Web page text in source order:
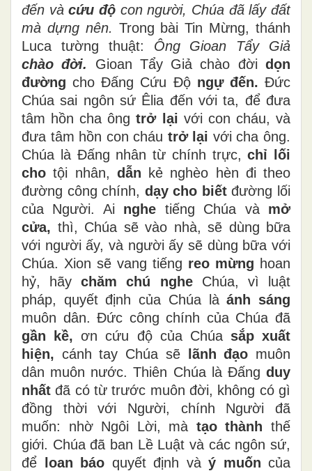
đến vàcứu độ con người, Chúa đã lấy đất
mà dựng nên. Trong bài Tin Mừng, thánh
Luca tường thuật: Ông Gioan Tẩy Giả
chào đời.
Gioan Tẩy Giả chào đờidọn
đường cho Đấng Cứu Độ ngự đến.Đức
Chúa sai ngôn sứ Êlia đến với ta, để đưa
tâm hồn cha ôngtrở lại với con cháu, và
đưa tâm hồn con cháu trở lại với cha ông.
Chúa là Đấng nhân từ chính trực,chỉ lối
cho tội nhân, dẫn kẻ nghèo hèn đi theo
đường công chính, dạy cho biếtđường lối
của Người. Ai nghe tiếng Chúa và mở
cửa, thì, Chúa sẽ vào nhà, sẽ dùng bữa
với người ấy, và người ấy sẽ dùng bữa với
Chúa. Xion sẽ vang tiếng reo mừng hoan
hỷ, hãychăm chú ngheChúa, vì luật
pháp, quyết định của Chúa làánh sáng
muôn dân. Đức công chính của Chúa đã
gần kề, ơn cứu độ của Chúa sắp xuất
hiện, cánh tay Chúa sẽ lãnh đạo muôn
dân muôn nước. Thiên Chúa là Đấng duy
nhất đã có từ trước muôn đời, không có gì
đồng thời với Người, chính Người đã
muốn: nhờ Ngôi Lời, mà tạo thành thế
giới. Chúa đã ban Lề Luật và các ngôn sứ,
để loan báo quyết định và ý muốn của